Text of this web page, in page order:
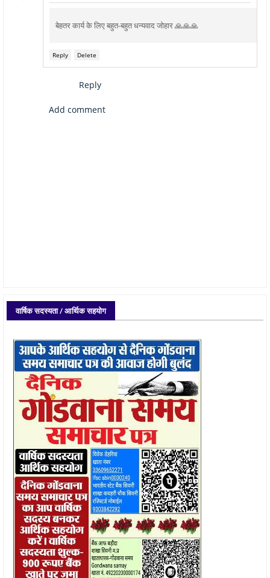
बेहतर कार्य के लिए बहुत-बहुत धन्यवाद जोहार 🙏🙏🙏
Reply Delete
Reply
Add comment
वार्षिक सदस्यता / आर्थिक सहयोग